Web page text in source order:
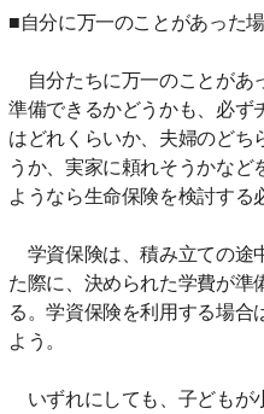
■自分に万一のことがあった
自分たちに万一のことがあ
準備できるかどうかも、必ず
はどれくらいか、夫婦のどち
うか、実家に頼れそうかな
ようなら生命保険を検討する
学資保険は、積み立ての途
た際に、決められた学費が
る。学資保険を利用する場合
よう。
いずれにしても、子どもが